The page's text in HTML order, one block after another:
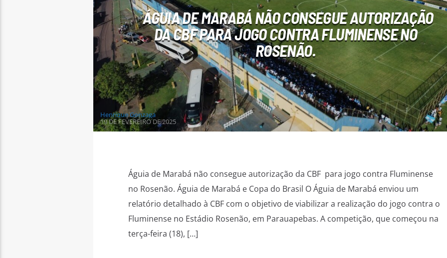
ÁGUIA DE MARABÁ NÃO CONSEGUE AUTORIZAÇÃO
DA CBF PARA JOGO CONTRA FLUMINENSE NO
ROSENÃO.
Henrique Gonzaga
19 DE FEVEREIRO DE 2025
Águia de Marabá não consegue autorização da CBF para jogo contra Fluminense
no Rosenão. Águia de Marabá e Copa do Brasil O Águia de Marabá enviou um
relatório detalhado à CBF com o objetivo de viabilizar a realização do jogo contra o
Fluminense no Estádio Rosenão, em Parauapebas. A competição, que começou na
terça-feira (18), […]